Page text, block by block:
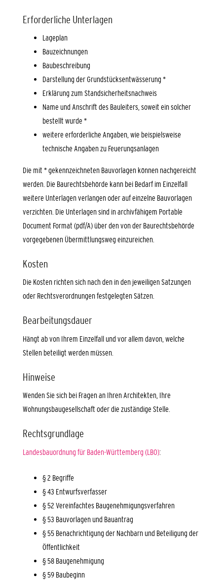
Erforderliche Unterlagen
Lageplan
Bauzeichnungen
Baubeschreibung
Darstellung der Grundstücksentwässerung *
Erklärung zum Standsicherheitsnachweis
Name und Anschrift des Bauleiters, soweit ein solcher
bestellt wurde *
weitere erforderliche Angaben, wie beispielsweise
technische Angaben zu Feuerungsanlagen
Die mit * gekennzeichneten Bauvorlagen können nachgereicht
werden. Die Baurechtsbehörde kann bei Bedarf im Einzelfall
weitere Unterlagen verlangen oder auf einzelne Bauvorlagen
verzichten. Die Unterlagen sind in archivfähigem Portable
Document Format (pdf/A) über den von der Baurechtsbehörde
vorgegebenen Übermittlungsweg einzureichen.
Kosten
Die Kosten richten sich nach den in den jeweiligen Satzungen
oder Rechtsverordnungen festgelegten Sätzen.
Bearbeitungsdauer
Hängt ab von Ihrem Einzelfall und vor allem davon, welche
Stellen beteiligt werden müssen.
Hinweise
Wenden Sie sich bei Fragen an Ihren Architekten, Ihre
Wohnungsbaugesellschaft oder die zuständige Stelle.
Rechtsgrundlage
Landesbauordnung für Baden-Württemberg (LBO):
§ 2 Begriffe
§ 43 Entwurfsverfasser
§ 52 Vereinfachtes Baugenehmigungsverfahren
§ 53 Bauvorlagen und Bauantrag
§ 55 Benachrichtigung der Nachbarn und Beteiligung der
Öffentlichkeit
§ 58 Baugenehmigung
§ 59 Baubeginn